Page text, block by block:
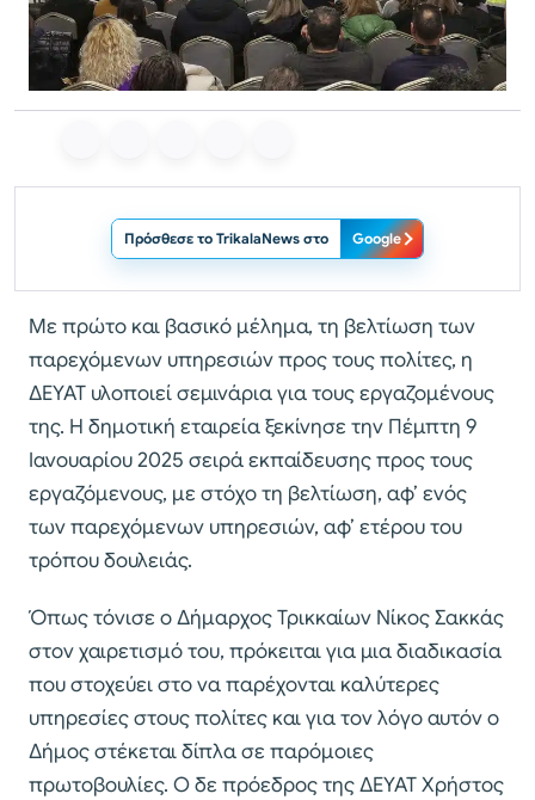
Πρόσθεσε το TrikalaNews στο Google
Με πρώτο και βασικό μέλημα, τη βελτίωση των
παρεχόμενων υπηρεσιών προς τους πολίτες, η
ΔΕΥΑΤ υλοποιεί σεμινάρια για τους εργαζομένους
της. Η δημοτική εταιρεία ξεκίνησε την Πέμπτη 9
Ιανουαρίου 2025 σειρά εκπαίδευσης προς τους
εργαζόμενους, με στόχο τη βελτίωση, αφ’ ενός
των παρεχόμενων υπηρεσιών, αφ’ ετέρου του
τρόπου δουλειάς.
Όπως τόνισε ο Δήμαρχος Τρικκαίων Νίκος Σακκάς
στον χαιρετισμό του, πρόκειται για μια διαδικασία
που στοχεύει στο να παρέχονται καλύτερες
υπηρεσίες στους πολίτες και για τον λόγο αυτόν ο
Δήμος στέκεται δίπλα σε παρόμοιες
πρωτοβουλίες. Ο δε πρόεδρος της ΔΕΥΑΤ Χρήστος